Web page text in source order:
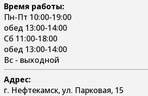
Время работы:
Пн-Пт 10:00-19:00
обед 13:00-14:00
Сб 11:00-18:00
обед 13:00-14:00
Вс - выходной
Адрес:
г. Нефтекамск, ул. Парковая, 15